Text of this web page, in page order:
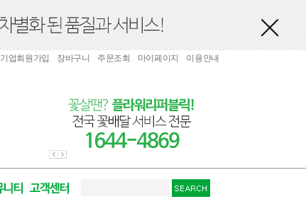
기업회원가입 장바구니 주문조회 마이페이지 이용안내